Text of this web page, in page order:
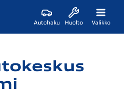
Autohaku Huolto Valikko